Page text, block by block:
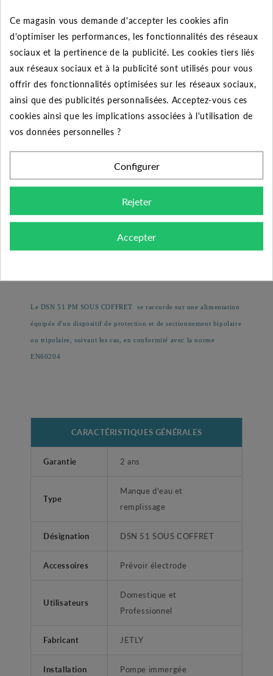
- Carte DSN 51 PM sans contacteur à intégrer dans une
armoire.
- Coffret DSN 51/12 T avec contacteur
- Coffret DSN 51/18 T avec contacteur jusqu’à 18 A.
- Coffret DSN 51/25 T avec contacteur jusqu’à
- Coffret DSN 51/40 T avec contacteur
T sans contacteur
La gamme de coffret DSN 52 avec deux électrodes de
niveau.
Le DSN 51 PM SOUS COFFRET se raccorde sur une alimentation
équipée d'un dispositif de protection et de sectionnement bipolaire
ou tripolaire, suivant les cas, en conformité avec la norme
EN60204
CARACTÉRISTIQUES GÉNÉRALES
Garantie 2 ans
Type
Manque d'eau et
remplissage
Désignation DSN 51 SOUS COFFRET
Accessoires Prévoir électrode
Utilisateurs
Domestique et
Professionnel
Fabricant JETLY
Installation
Pompe immergée
Ce magasin vous demande d'accepter les cookies afin
d'optimiser les performances, les fonctionnalités des réseaux
sociaux et la pertinence de la publicité. Les cookies tiers liés
aux réseaux sociaux et à la publicité sont utilisés pour vous
offrir des fonctionnalités optimisées sur les réseaux sociaux,
ainsi que des publicités personnalisées. Acceptez-vous ces
cookies ainsi que les implications associées à l'utilisation de
vos données personnelles ?
Configurer
Rejeter
Accepter